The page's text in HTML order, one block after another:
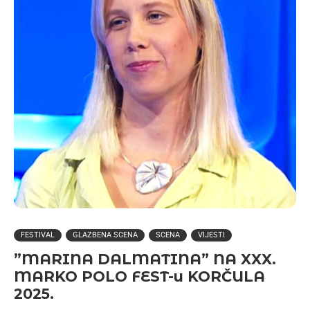
FESTIVAL GLAZBENA SCENA SCENA VIJESTI
”MARINA DALMATINA” NA XXX.
MARKO POLO FEST-u KORČULA
2025.